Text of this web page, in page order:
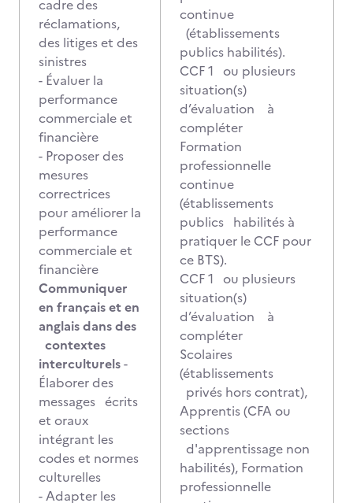
cadre des
réclamations,
des litiges et des
sinistres
- Évaluer la
performance
commerciale et
financière
- Proposer des
mesures
correctrices
pour améliorer la
performance
commerciale et
financière
Communiquer
en français et en
anglais dans des
contextes
interculturels-
Élaborer des
messages écrits
et oraux
intégrant les
codes et normes
culturelles
- Adapter les
continue
(établissements
publics habilités).
CCF 1 ou plusieurs
situation(s)
d’évaluation à
compléter
Formation
professionnelle
continue
(établissements
publics habilités à
pratiquer le CCF pour
ce BTS).
CCF 1 ou plusieurs
situation(s)
d’évaluation à
compléter
Scolaires
(établissements
privés hors contrat),
Apprentis (CFA ou
sections
d'apprentissage non
habilités), Formation
professionnelle